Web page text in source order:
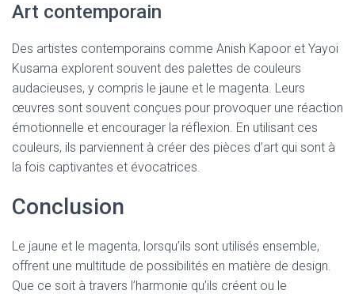
Art contemporain
Des artistes contemporains comme Anish Kapoor et Yayoi
Kusama explorent souvent des palettes de couleurs
audacieuses, y compris le jaune et le magenta. Leurs
œuvres sont souvent conçues pour provoquer une réaction
émotionnelle et encourager la réflexion. En utilisant ces
couleurs, ils parviennent à créer des pièces d’art qui sont à
la fois captivantes et évocatrices.
Conclusion
Le jaune et le magenta, lorsqu’ils sont utilisés ensemble,
offrent une multitude de possibilités en matière de design.
Que ce soit à travers l’harmonie qu’ils créent ou le